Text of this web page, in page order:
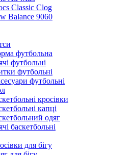
Classic Clog
Balance 9060
футбольна
футбольні
футбольні
футбольні
кросівки
капці
одяг
баскетбольні
для бігу